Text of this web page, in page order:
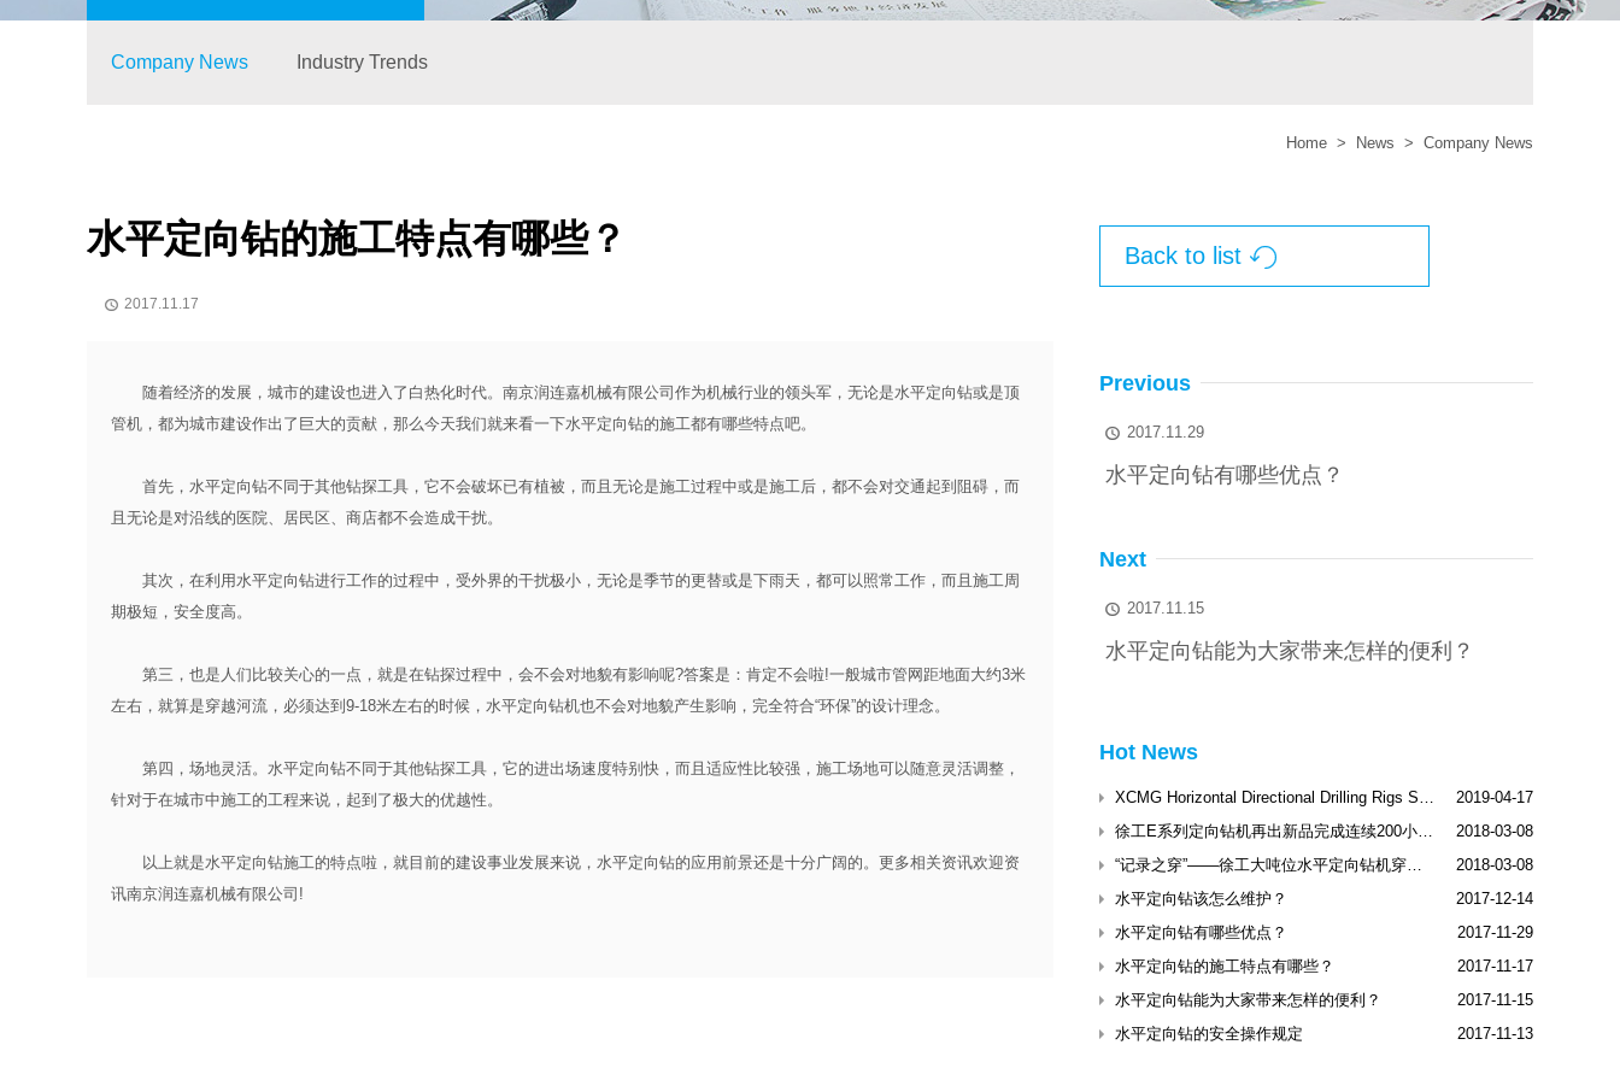
Company News Industry Trends
Home > News > Company News
水平定向钻的施工特点有哪些？
 2017.11.17
随着经济的发展，城市的建设也进入了白热化时代。南京润连嘉机械有限公司作为机械行业的领头军，无论是水平定向钻或是顶
管机，都为城市建设作出了巨大的贡献，那么今天我们就来看一下水平定向钻的施工都有哪些特点吧。
首先，水平定向钻不同于其他钻探工具，它不会破坏已有植被，而且无论是施工过程中或是施工后，都不会对交通起到阻碍，而
且无论是对沿线的医院、居民区、商店都不会造成干扰。
其次，在利用水平定向钻进行工作的过程中，受外界的干扰极小，无论是季节的更替或是下雨天，都可以照常工作，而且施工周
期极短，安全度高。
第三，也是人们比较关心的一点，就是在钻探过程中，会不会对地貌有影响呢?答案是：肯定不会啦!一般城市管网距地面大约3米
左右，就算是穿越河流，必须达到9-18米左右的时候，水平定向钻机也不会对地貌产生影响，完全符合“环保”的设计理念。
第四，场地灵活。水平定向钻不同于其他钻探工具，它的进出场速度特别快，而且适应性比较强，施工场地可以随意灵活调整，
针对于在城市中施工的工程来说，起到了极大的优越性。
以上就是水平定向钻施工的特点啦，就目前的建设事业发展来说，水平定向钻的应用前景还是十分广阔的。更多相关资讯欢迎资
讯南京润连嘉机械有限公司!
Back to list 
Previous
 2017.11.29
水平定向钻有哪些优点？
Next
 2017.11.15
水平定向钻能为大家带来怎样的便利？
Hot News
XCMG Horizontal Directional Drilling Rigs Shine Dubai International Trenchless Exhibitio
2019-04-17
徐工E系列定向钻机再出新品完成连续200小时工业性试验
2018-03-08
“记录之穿”——徐工大吨位水平定向钻机穿越松花江
2018-03-08
水平定向钻该怎么维护？
2017-12-14
水平定向钻有哪些优点？
2017-11-29
水平定向钻的施工特点有哪些？
2017-11-17
水平定向钻能为大家带来怎样的便利？
2017-11-15
水平定向钻的安全操作规定
2017-11-13